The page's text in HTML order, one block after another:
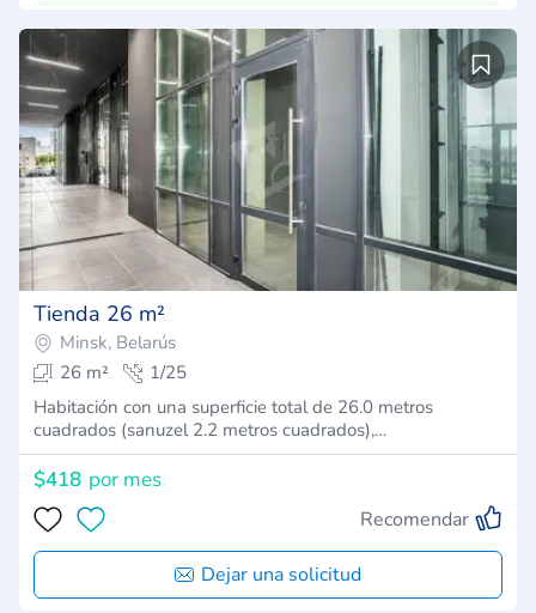
Tienda 26 m²
Minsk, Belarús
26 m²
1/25
Habitación con una superficie total de 26.0 metros
cuadrados (sanuzel 2.2 metros cuadrados),…
$418 por mes
Recomendar
Dejar una solicitud